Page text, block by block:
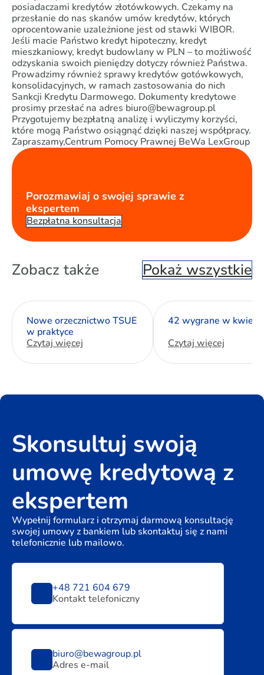
posiadaczami kredytów złotówkowych. Czekamy na
przesłanie do nas skanów umów kredytów, których
oprocentowanie uzależnione jest od stawki WIBOR.
Jeśli macie Państwo kredyt hipoteczny, kredyt
mieszkaniowy, kredyt budowlany w PLN – to możliwość
odzyskania swoich pieniędzy dotyczy również Państwa.
Prowadzimy również sprawy kredytów gotówkowych,
konsolidacyjnych, w ramach zastosowania do nich
Sankcji Kredytu Darmowego. Dokumenty kredytowe
prosimy przesłać na adres biuro@bewagroup.pl
Przygotujemy bezpłatną analizę i wyliczymy korzyści,
które mogą Państwo osiągnąć dzięki naszej współpracy.
Zapraszamy,Centrum Pomocy Prawnej BeWa LexGroup
Porozmawiaj o swojej sprawie z
ekspertem
Bezpłatna konsultacja
Zobacz także Pokaż wszystkie
Nowe orzecznictwo TSUE
w praktyce
Czytaj więcej
42 wygrane w
Czytaj więcej
Skonsultuj swoją
umowę kredytową z
ekspertem
Wypełnij formularz i otrzymaj darmową konsultację
swojej umowy z bankiem lub skontaktuj się z nami
telefonicznie lub mailowo.
+48 721 604 679
Kontakt telefoniczny
biuro@bewagroup.pl
Adres e-mail